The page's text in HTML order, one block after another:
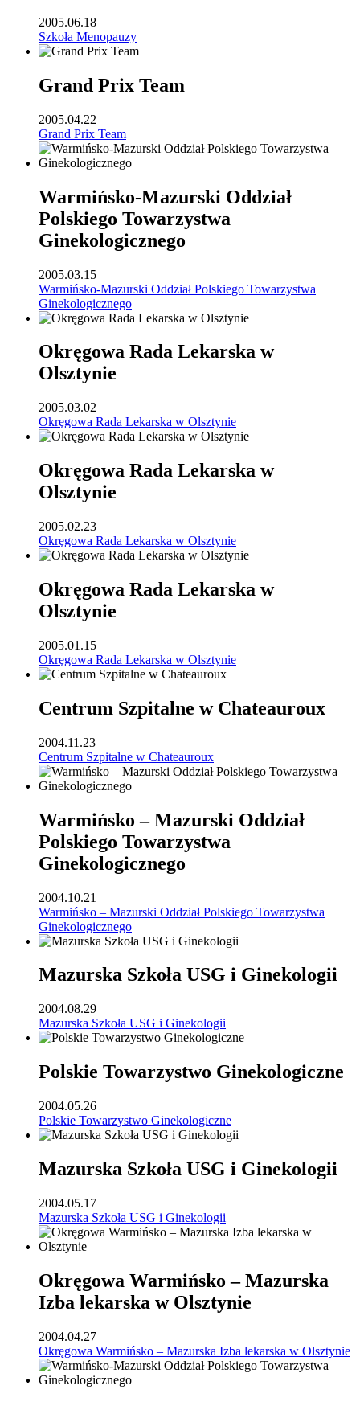
2005.06.18
Szkoła Menopauzy
Grand Prix Team
2005.04.22
Grand Prix Team
Warmińsko-Mazurski Oddział
Polskiego Towarzystwa
Ginekologicznego
2005.03.15
Warmińsko-Mazurski Oddział Polskiego Towarzystwa
Ginekologicznego
Okręgowa Rada Lekarska w
Olsztynie
2005.03.02
Okręgowa Rada Lekarska w Olsztynie
Okręgowa Rada Lekarska w
Olsztynie
2005.02.23
Okręgowa Rada Lekarska w Olsztynie
Okręgowa Rada Lekarska w
Olsztynie
2005.01.15
Okręgowa Rada Lekarska w Olsztynie
Centrum Szpitalne w Chateauroux
2004.11.23
Centrum Szpitalne w Chateauroux
Warmińsko – Mazurski Oddział
Polskiego Towarzystwa
Ginekologicznego
2004.10.21
Warmińsko – Mazurski Oddział Polskiego Towarzystwa
Ginekologicznego
Mazurska Szkoła USG i Ginekologii
2004.08.29
Mazurska Szkoła USG i Ginekologii
Polskie Towarzystwo Ginekologiczne
2004.05.26
Polskie Towarzystwo Ginekologiczne
Mazurska Szkoła USG i Ginekologii
2004.05.17
Mazurska Szkoła USG i Ginekologii
Okręgowa Warmińsko – Mazurska
Izba lekarska w Olsztynie
2004.04.27
Okręgowa Warmińsko – Mazurska Izba lekarska w Olsztynie